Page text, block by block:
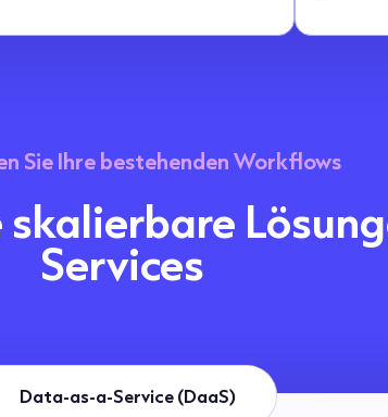
Sie Ihre bestehenden Workflows
skalierbare
Services
Data-as-a-Service (DaaS)